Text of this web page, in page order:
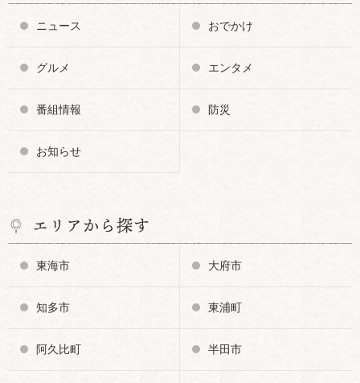
ニュース おでかけ
グルメ エンタメ
番組情報 防災
お知らせ
エリアから探す
東海市 大府市
知多市 東浦町
阿久比町 半田市